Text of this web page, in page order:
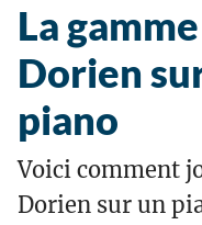
La
Dorien
piano
Voici comment
Dorien sur un